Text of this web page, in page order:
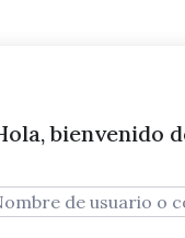
bienvenido